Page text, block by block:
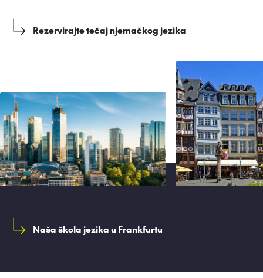
Rezervirajte tečaj njemačkog jezika
Naša škola jezika u Frankfurtu